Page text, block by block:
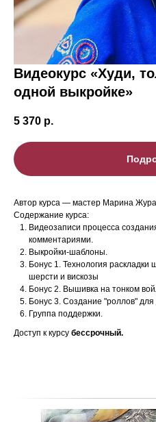
Видеокурс «Худи,
одной выкройке»
5 370 р.
Автор курса — мастер Марина
Содержание курса:
Видеозаписи процесса
комментариями.
Выкройки-шаблоны.
Бонус 1. Технология раскладки
шерсти и вискозы
Бонус 2. Вышивка на тонком
Бонус 3. Создание "роллов" для
Группа поддержки.
Доступ к курсу бессрочный.